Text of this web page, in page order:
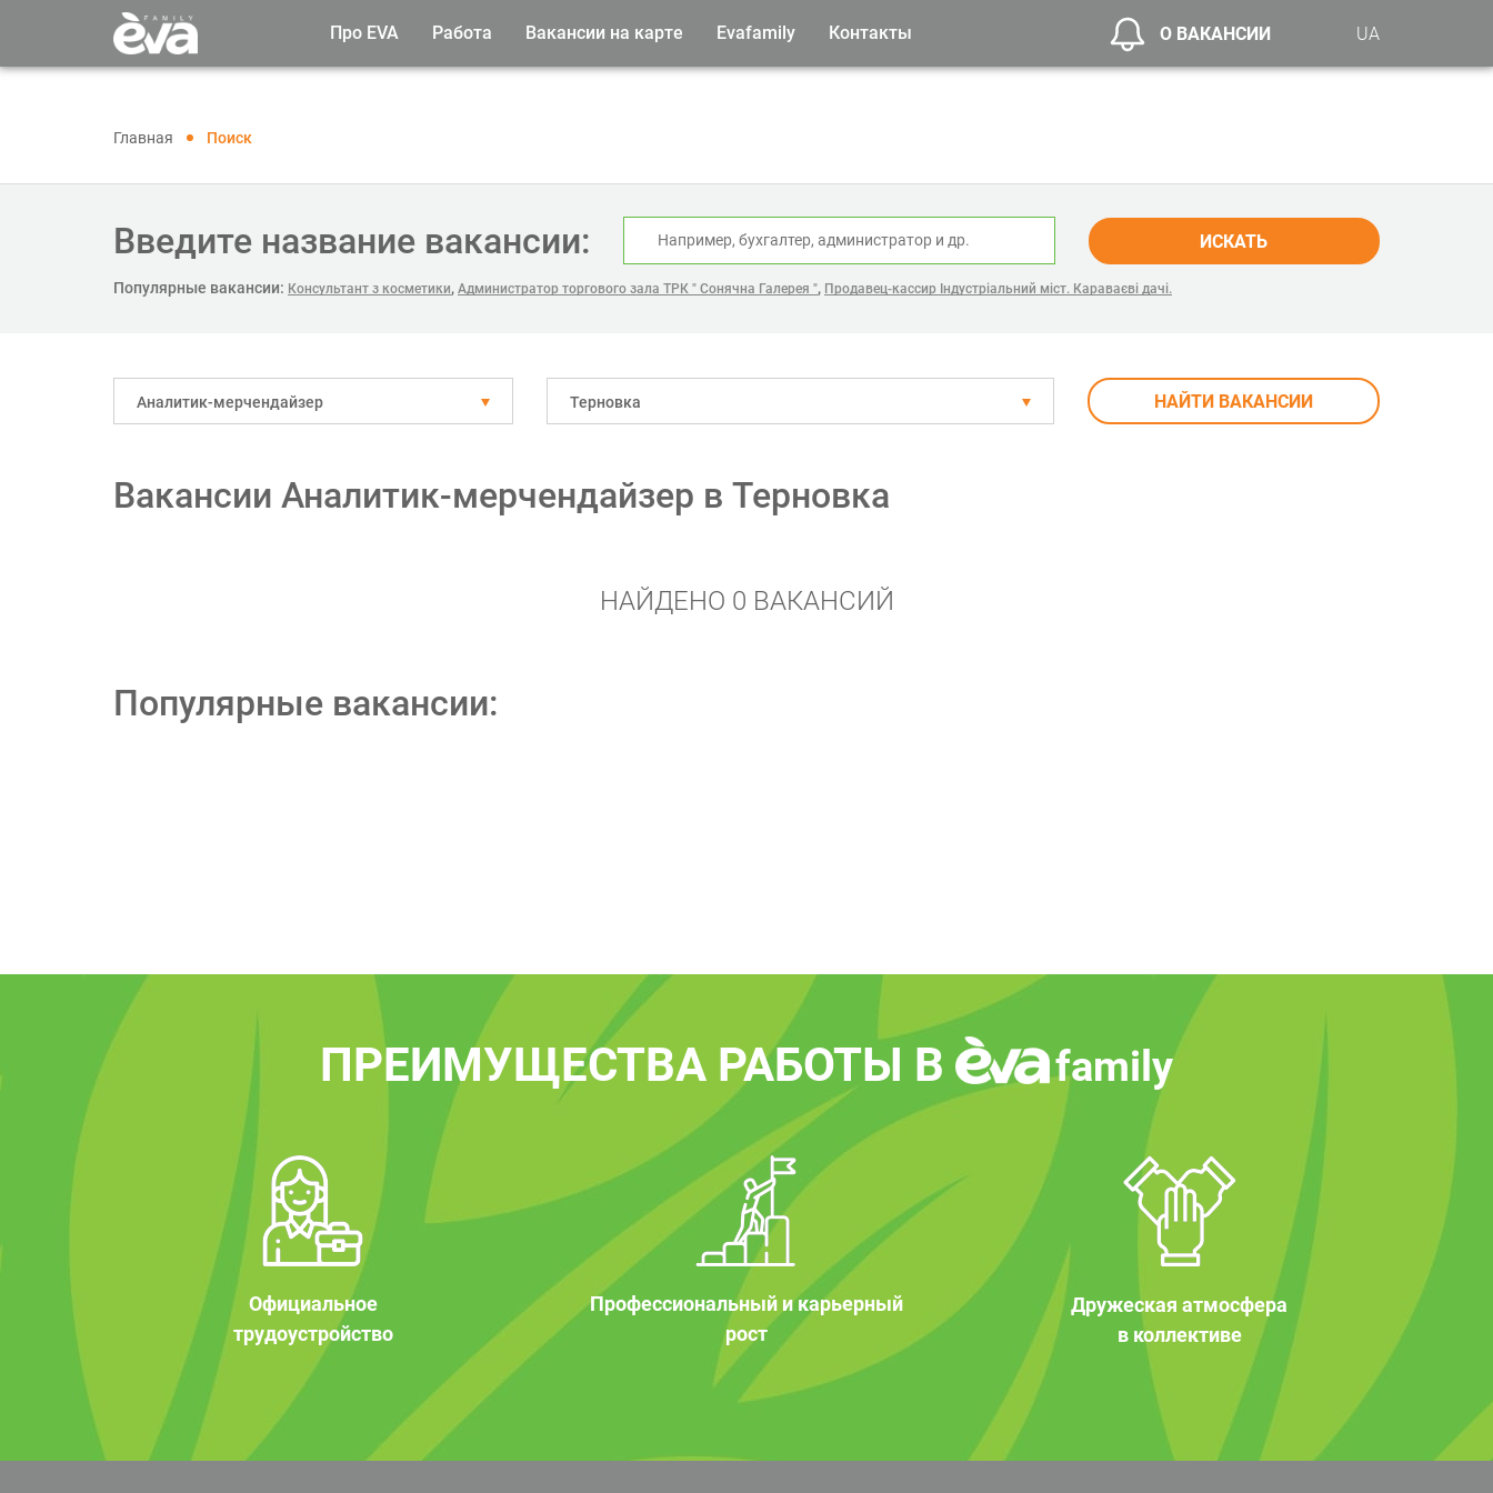
Про EVA Работа Вакансии на карте Evafamily Контакты О ВАКАНСИИ UA
Главная Поиск
Введите название вакансии: ИСКАТЬ
Популярные вакансии: Консультант з косметики, Администратор торгового зала ТРК " Сонячна Галерея ", Продавец-кассир Індустріальний міст. Караваєві дачі.
Аналитик-мерчендайзер Терновка НАЙТИ ВАКАНСИИ
Вакансии Аналитик-мерчендайзер в Терновка
НАЙДЕНО 0 ВАКАНСИЙ
Популярные вакансии:
ПРЕИМУЩЕСТВА РАБОТЫ В family
Официальное
трудоустройство
Профессиональный и карьерный
рост
Дружеская атмосфера
в коллективе